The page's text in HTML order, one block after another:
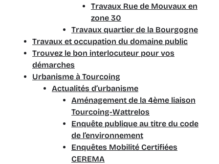
Travaux Rue de Mouvaux en
zone 30
Travaux quartier de la Bourgogne
Travaux et occupation du domaine public
Trouvez le bon interlocuteur pour vos
démarches
Urbanisme à Tourcoing
Actualités d’urbanisme
Aménagement de la 4ème liaison
Tourcoing-Wattrelos
Enquête publique au titre du code
de l’environnement
Enquêtes Mobilité Certifiées
CEREMA